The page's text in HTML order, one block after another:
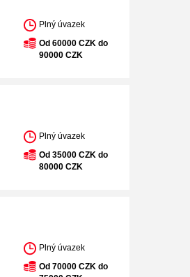
Plný úvazek
Od 60000 CZK do
90000 CZK
Plný úvazek
Od 35000 CZK do
80000 CZK
Plný úvazek
Od 70000 CZK do